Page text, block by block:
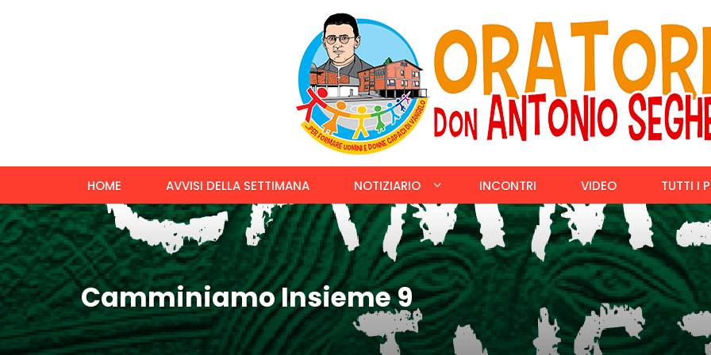
HOME AVVISI DELLA SETTIMANA NOTIZIARIO INCONTRI VIDEO TUTTI I
Camminiamo Insieme 9